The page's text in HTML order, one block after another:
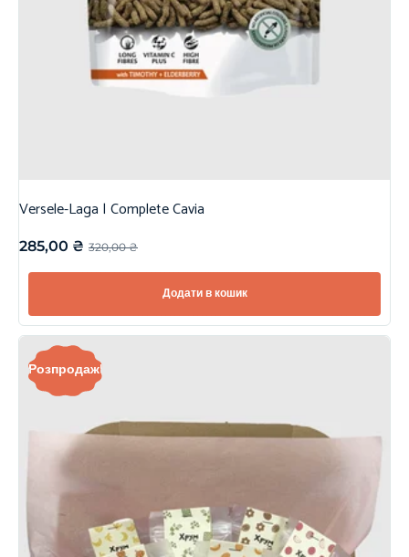
Versele-Laga | Complete Cavia
320,00₴
285,00 ₴
Додати в кошик
Розпродаж!